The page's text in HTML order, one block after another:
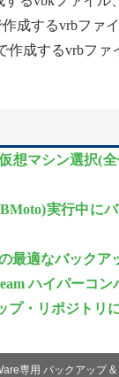
成するvrbファイ
作成するvrbファ
想マシン選択(
実行中に
最適なバックア
ハイパーコ
プ・リポジトリ
専用 バックアップ &